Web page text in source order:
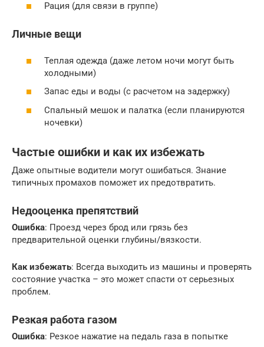
Рация (для связи в группе)
Личные вещи
Теплая одежда (даже летом ночи могут быть
холодными)
Запас еды и воды (с расчетом на задержку)
Спальный мешок и палатка (если планируются
ночевки)
Частые ошибки и как их избежать
Даже опытные водители могут ошибаться. Знание
типичных промахов поможет их предотвратить.
Недооценка препятствий
Ошибка: Проезд через брод или грязь без
предварительной оценки глубины/вязкости.
Как избежать: Всегда выходить из машины и проверять
состояние участка – это может спасти от серьезных
проблем.
Резкая работа газом
Ошибка: Резкое нажатие на педаль газа в попытке